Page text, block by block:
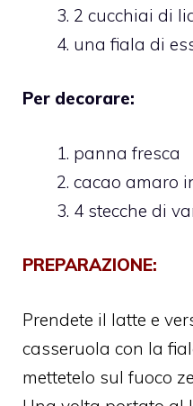
2 cucchiai di
una fiala di
Per decorare:
panna fresca
cacao amaro
4 stecche di
PREPARAZIONE:
Prendete il latte e
casseruola con la
mettetelo sul fuoco